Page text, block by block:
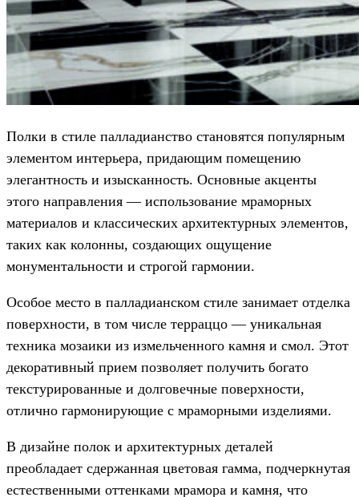
Полки в стиле палладианство становятся популярным
элементом интерьера, придающим помещению
элегантность и изысканность. Основные акценты
этого направления — использование мраморных
материалов и классических архитектурных элементов,
таких как колонны, создающих ощущение
монументальности и строгой гармонии.
Особое место в палладианском стиле занимает отделка
поверхности, в том числе терраццо — уникальная
техника мозаики из измельченного камня и смол. Этот
декоративный прием позволяет получить богато
текстурированные и долговечные поверхности,
отлично гармонирующие с мраморными изделиями.
В дизайне полок и архитектурных деталей
преобладает сдержанная цветовая гамма, подчеркнутая
естественными оттенками мрамора и камня, что